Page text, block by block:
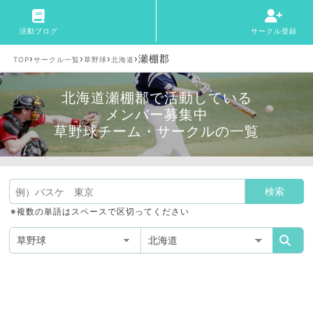
活動ブログ サークル登録
TOP›サークル一覧 ›草野球 ›北海道 ›瀬棚郡
北海道瀬棚郡で活動している
メンバー募集中
草野球チーム・サークルの一覧
※複数の単語はスペースで区切ってください